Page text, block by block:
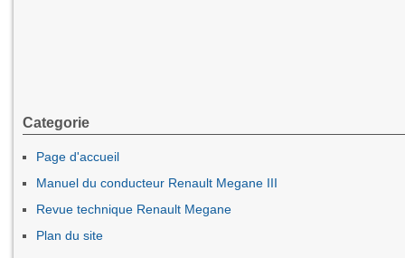
Categorie
Page d'accueil
Manuel du conducteur Renault Megane III
Revue technique Renault Megane
Plan du site